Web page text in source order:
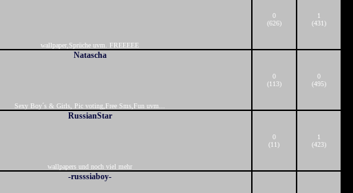
wallpaper,Sprüche uvm. FREEEEE
0
(626)
1
(431)
Natascha
Sexy Boy´s & Girls, Pic voting,Free Sms,Fun uvm...
0
(113)
0
(495)
RussianStar
wallpapers und noch viel mehr
0
(11)
1
(423)
-russsiaboy-